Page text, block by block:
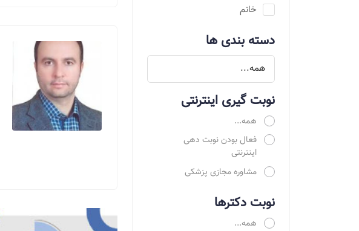
خانم
دسته بندی ها
نوبت گیری اینترنتی
همه...
فعال بودن نوبت دهی
اینترنتی
مشاوره مجازی پزشکی
نوبت دکترها
همه...